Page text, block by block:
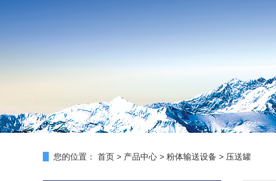
您的位置： 首页 > 产品中心 > 粉体输送设备 > 压送罐